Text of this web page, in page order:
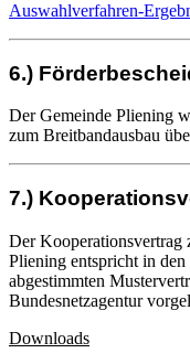
Auswahlverfahren-
6.)
Der Gemeinde Pliening
zum Breitbandausbau
7.)
Der Kooperationsvertrag
Pliening entspricht in
abgestimmten
Bundesnetzagentur
Downloads